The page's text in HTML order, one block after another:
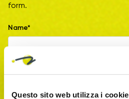
Questo sito web utilizza i cookie
form.
Name*